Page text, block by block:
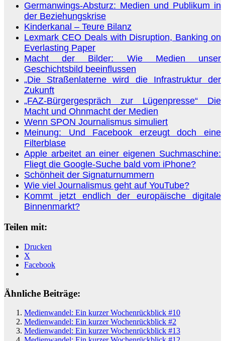
Germanwings-Absturz: Medien und Publikum in
der Beziehungskrise
Kinderkanal – Teure Bilanz
Lexmark CEO Deals with Disruption, Banking on
Everlasting Paper
Macht der Bilder: Wie Medien unser
Geschichtsbild beeinflussen
„Die Straßenlaterne wird die Infrastruktur der
Zukunft
„FAZ-Bürgergespräch zur Lügenpresse“ Die
Macht und Ohnmacht der Medien
Wenn SPON Journalismus simuliert
Meinung: Und Facebook erzeugt doch eine
Filterblase
Apple arbeitet an einer eigenen Suchmaschine:
Fliegt die Google-Suche bald vom iPhone?
Schönheit der Signaturnummern
Wie viel Journalismus geht auf YouTube?
Kommt jetzt endlich der europäische digitale
Binnenmarkt?
Teilen mit:
Drucken
X
Facebook
Ähnliche Beiträge:
Medienwandel: Ein kurzer Wochenrückblick #10
Medienwandel: Ein kurzer Wochenrückblick #2
Medienwandel: Ein kurzer Wochenrückblick #13